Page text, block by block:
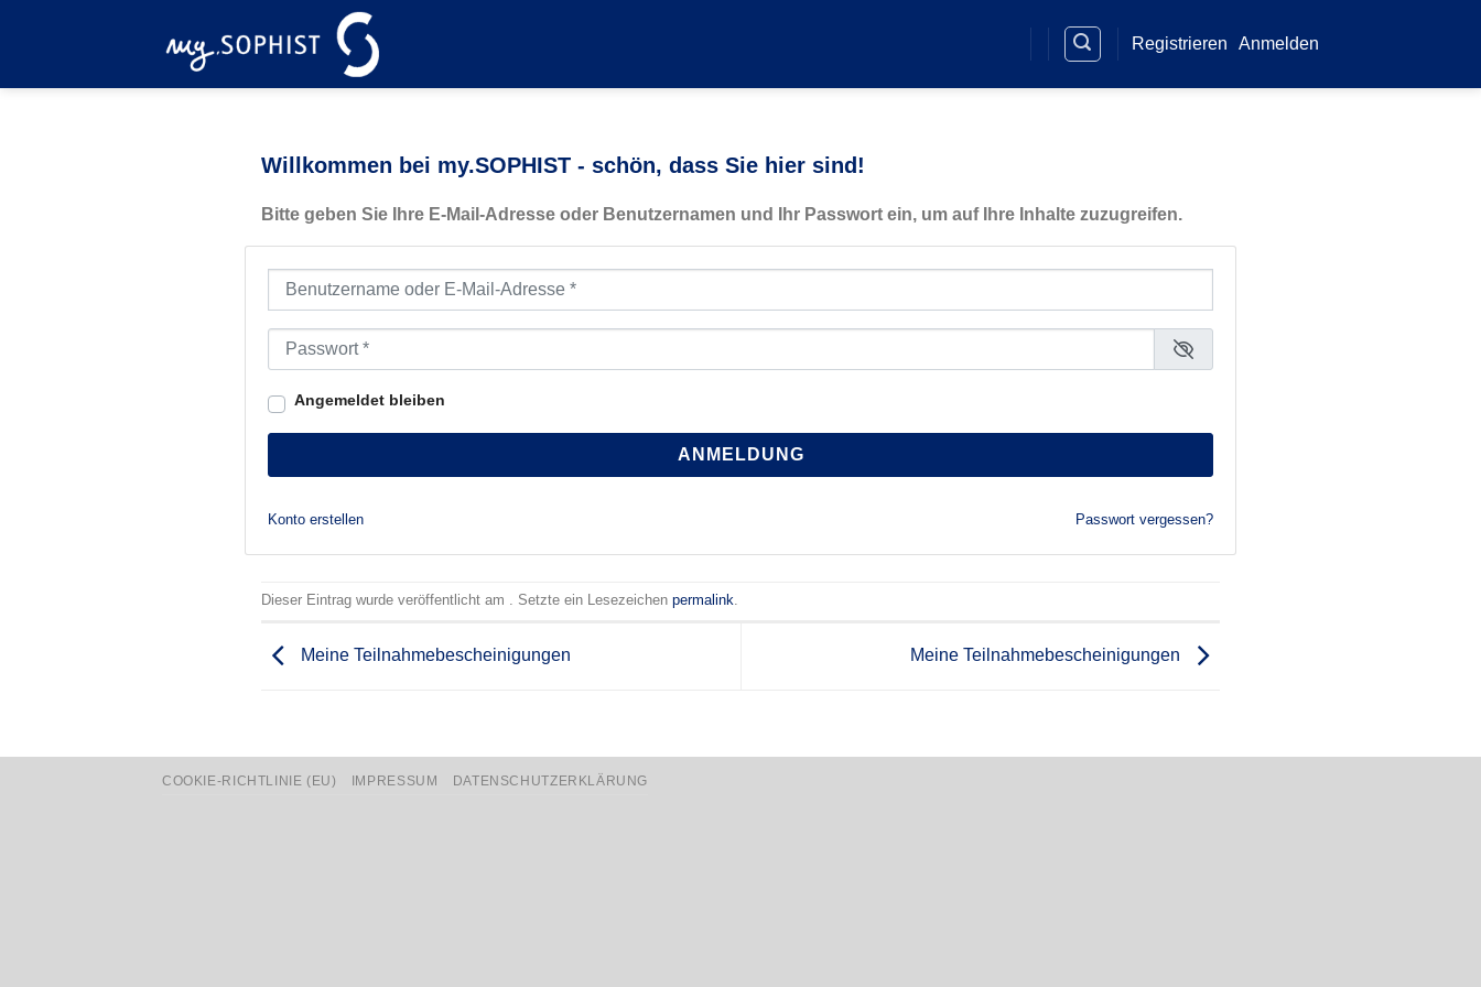
Registrieren Anmelden
Willkommen bei my.SOPHIST - schön, dass Sie hier sind!
Bitte geben Sie Ihre E-Mail-Adresse oder Benutzernamen und Ihr Passwort ein, um auf Ihre Inhalte zuzugreifen.
Benutzername oder E-Mail-Adresse
Passwort
Angemeldet bleiben
ANMELDUNG
Konto erstellen Passwort vergessen?
Dieser Eintrag wurde veröffentlicht am . Setzte ein Lesezeichen permalink.
Meine Teilnahmebescheinigungen Meine Teilnahmebescheinigungen
COOKIE-RICHTLINIE (EU) IMPRESSUM DATENSCHUTZERKLÄRUNG